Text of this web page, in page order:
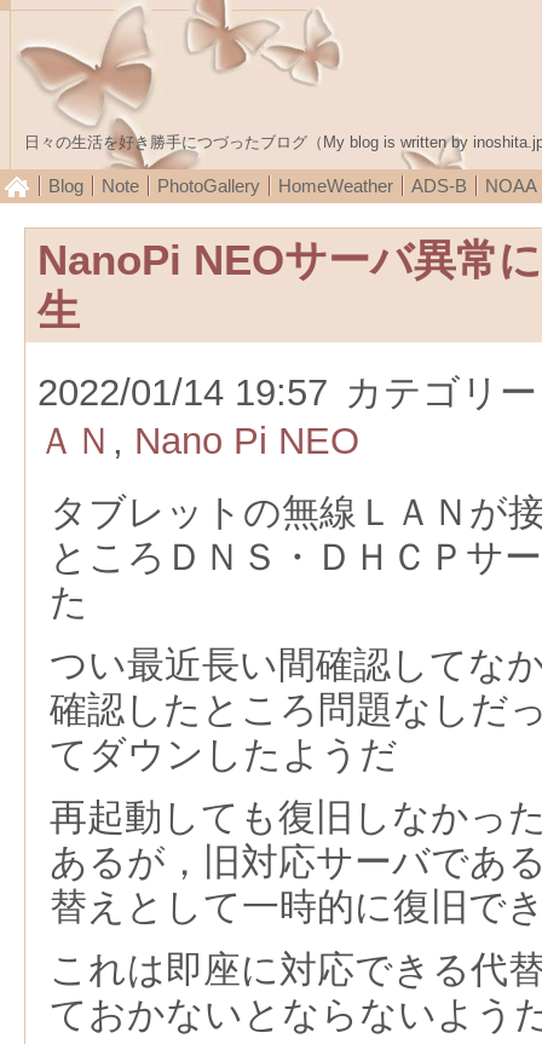
日々の生活を好き勝手につづったブログ（My blog is written by
Blog Note PhotoGallery HomeWeather ADS-B NOAA
NanoPi NEOサーバ異常
生
2022/01/14 19:57 カテゴリ
ＡＮ , Nano Pi NEO
タブレットの無線ＬＡＮが
ところＤＮＳ・ＤＨＣＰサ
た
つい最近長い間確認してな
確認したところ問題なしだ
てダウンしたようだ
再起動しても復旧しなかっ
あるが，旧対応サーバであ
替えとして一時的に復旧で
これは即座に対応できる代
ておかないとならないよう